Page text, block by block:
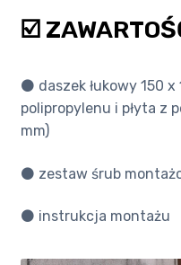
☑️
⚫️ daszek łukowy 150
polipropylenu i płyta z
mm)
⚫️ zestaw śrub
⚫️ instrukcja montażu